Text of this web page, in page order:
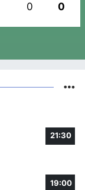
0 0
21:30
19:00